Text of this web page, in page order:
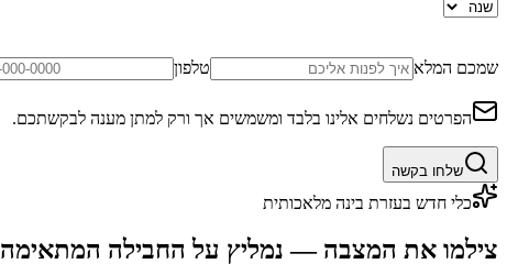
שמכם המלא טלפון
הפרטים נשלחים אלינו בלבד ומשמשים אך ורק למתן מענה לבקשתכם.
שלחו בקשה
כלי חדש בעזרת בינה מלאכותית
צילמו את המצבה — נמליץ על החבילה המתאימה